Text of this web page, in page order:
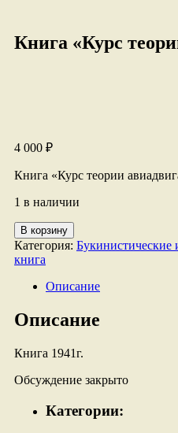
Книга «Курс
4 000 ₽
Книга «Курс теории
1 в наличии
Количество
товара
Книга
теории
В корзину
Категория: Букинистические
книга
Описание
Описание
Книга 1941г.
Обсуждение закрыто
Категории: